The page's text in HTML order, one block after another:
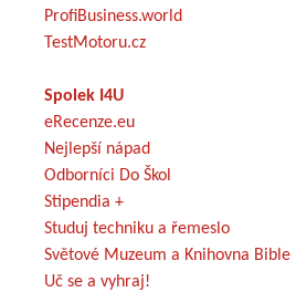
ProfiBusiness.world
TestMotoru.cz
Spolek I4U
eRecenze.eu
Nejlepší nápad
Odborníci Do Škol
Stipendia +
Studuj techniku a řemeslo
Světové Muzeum a Knihovna Bible
Uč se a vyhraj!